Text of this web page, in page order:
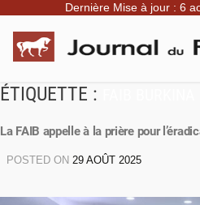
Dernière Mise à jour : 6
ÉTIQUETTE :
La FAIB appelle à la prière pour
POSTED ON 29 AOÛT 2025